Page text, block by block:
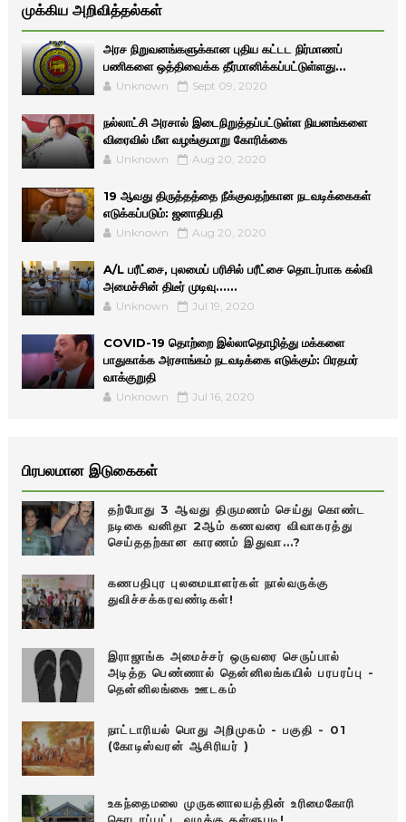
முக்கிய அறிவித்தல்கள்
அரச நிறுவனங்களுக்கான புதிய கட்டட நிர்மாணப்
பணிகளை ஒத்திவைக்க தீர்மானிக்கப்பட்டுள்ளது...
Unknown Sept 09, 2020
நல்லாட்சி அரசால் இடைநிறுத்தப்பட்டுள்ள நியனங்களை
விரைவில் மீள வழங்குமாறு கோரிக்கை
Unknown Aug 20, 2020
19 ஆவது திருத்தத்தை நீக்குவதற்கான நடவடிக்கைகள்
எடுக்கப்படும்: ஜனாதிபதி
Unknown Aug 20, 2020
A/L பரீட்சை, புலமைப் பரிசில் பரீட்சை தொடர்பாக கல்வி
அமைச்சின் திடீர் முடிவு......
Unknown Jul 19, 2020
COVID-19 தொற்றை இல்லாதொழித்து மக்களை
பாதுகாக்க அரசாங்கம் நடவடிக்கை எடுக்கும்: பிரதமர்
வாக்குறுதி
Unknown Jul 16, 2020
பிரபலமான இடுகைகள்
தற்போது 3 ஆவது திருமணம் செய்து கொண்ட
நடிகை வனிதா 2ஆம் கணவரை விவாகரத்து
செய்ததற்கான காரணம் இதுவா…?
கணபதிபுர புலமையாளர்கள் நால்வருக்கு
துவிச்சக்கரவண்டிகள்!
இராஜாங்க அமைச்சர் ஒருவரை செருப்பால்
அடித்த பெண்ணால் தென்னிலங்கயில் பரபரப்பு -
தென்னிலங்கை ஊடகம்
நாட்டாரியல் பொது அறிமுகம் - பகுதி - 01
(கோடிஸ்வரன் ஆசிரியர் )
உகந்தைமலை முருகனாலயத்தின் உரிமைகோரி